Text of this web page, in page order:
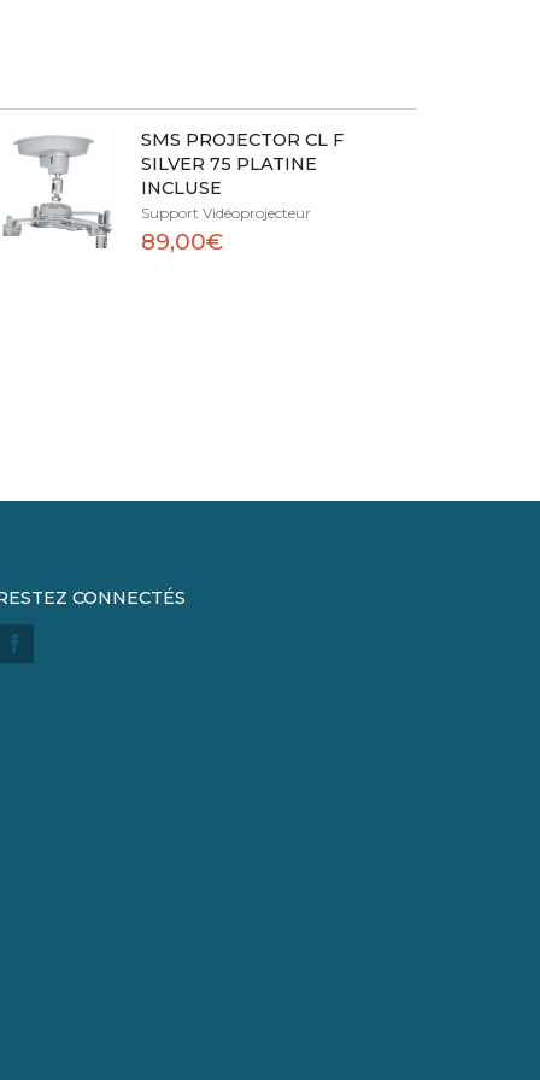
SMS PROJECTOR CL F
SILVER 75 PLATINE
INCLUSE
Support Vidéoprojecteur
89,00€